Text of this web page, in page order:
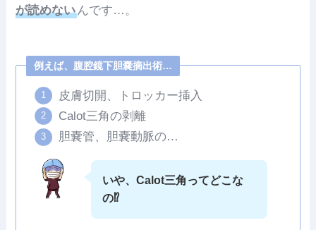
が読めないんです…。
例えば、腹腔鏡下胆嚢摘出術…
皮膚切開、トロッカー挿入
Calot三角の剥離
胆嚢管、胆嚢動脈の…
いや、Calot三角ってどこな
の⁉